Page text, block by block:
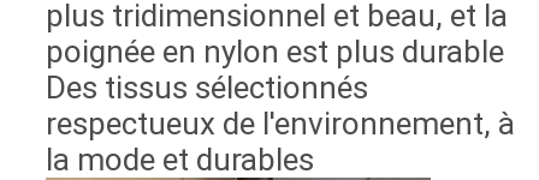
plus tridimensionnel et beau, et la
poignée en nylon est plus durable
Des tissus sélectionnés
respectueux de l'environnement, à
la mode et durables